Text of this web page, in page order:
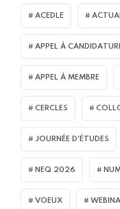
ACEDLE
APPEL À
APPEL À MEMBRE
CERCLES
JOURNÉE D'ÉTUDES
NEQ 2026
VOEUX